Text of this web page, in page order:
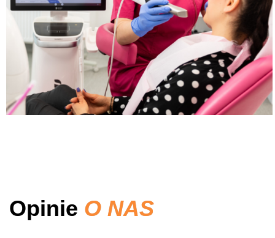
Opinie O NAS